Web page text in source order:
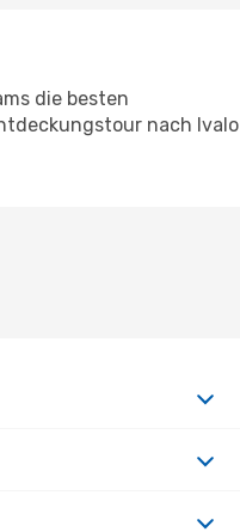
die besten
nach Ivalo